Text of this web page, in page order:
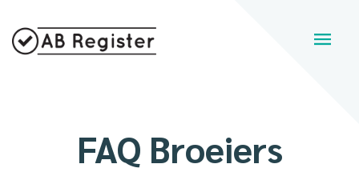
FAQ Broeiers